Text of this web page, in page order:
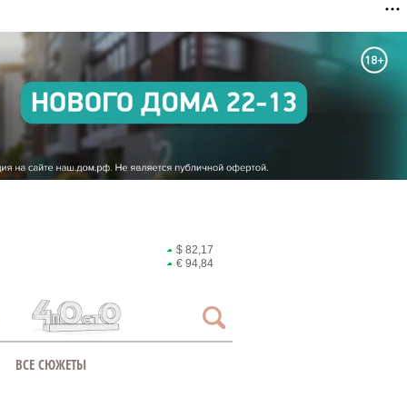
$ 82,17
€ 94,84
ВСЕ СЮЖЕТЫ